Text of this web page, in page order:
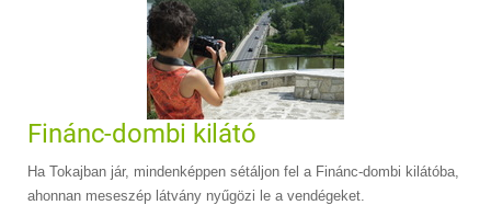
Finánc-dombi kilátó
Ha Tokajban jár, mindenképpen sétáljon fel a Finánc-dombi kilátóba,
ahonnan meseszép látvány nyűgözi le a vendégeket.